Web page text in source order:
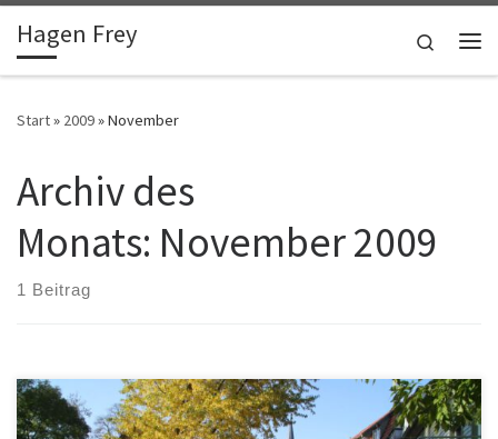
Zum Inhalt springen
Hagen Frey
Search
Start» 2009»November
Archiv des
Monats: November 2009
1 Beitrag